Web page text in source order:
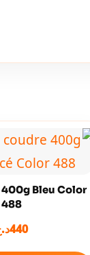
400g Bleu Color
488
440